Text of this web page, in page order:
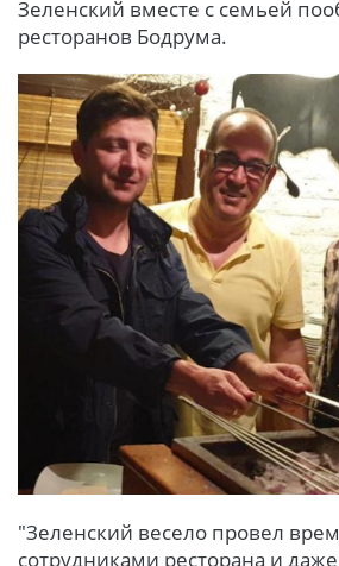
Зеленский вместе с семьей
ресторанов Бодрума.
"Зеленский весело провел
сотрудниками ресторана и